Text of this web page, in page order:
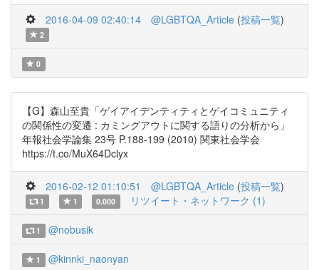
2016-04-09 02:40:14 @LGBTQA_Article (投稿一覧)
2
0
【G】森山至貴「ゲイアイデンティティとゲイコミュニティ
の関係性の変遷 : カミングアウトに関する語りの分析から」
年報社会学論集 23号 P.188-199 (2010) 関東社会学会
https://t.co/MuX64Dclyx
2016-02-12 01:10:51 @LGBTQA_Article (投稿一覧)
1 1 0.000 リツイート・ネットワーク (1)
1 @nobusik
1 @kinnki_naonyan